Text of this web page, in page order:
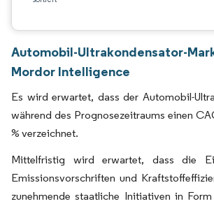
Automobil-Ultrakondensator-
Mordor Intelligence
Es wird erwartet, dass der Automobil-
während des Prognosezeitraums einen
% verzeichnet.
Mittelfristig wird erwartet, dass die
Emissionsvorschriften und
zunehmende staatliche Initiativen in